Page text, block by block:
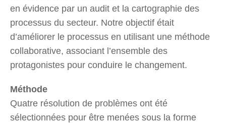
en évidence par un audit et la cartographie des
processus du secteur. Notre objectif était
d’améliorer le processus en utilisant une méthode
collaborative, associant l’ensemble des
protagonistes pour conduire le changement.
Méthode
Quatre résolution de problèmes ont été
sélectionnées pour être menées sous la forme